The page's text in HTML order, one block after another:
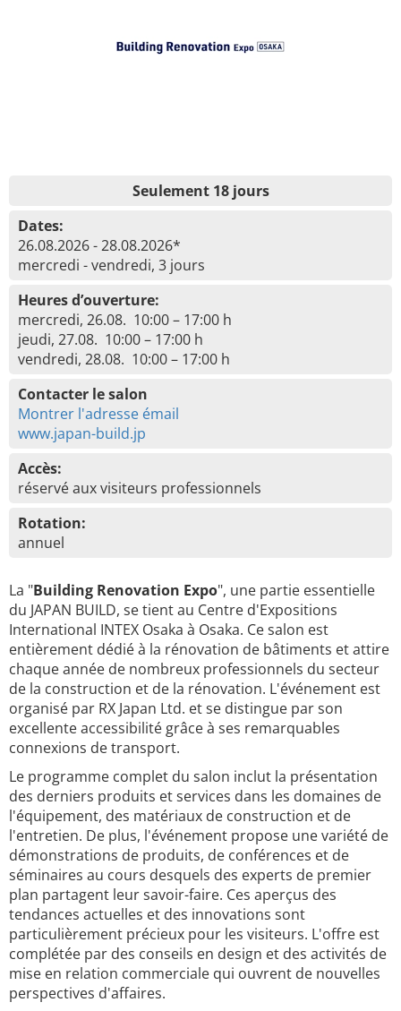
Seulement 18 jours
Dates:
26.08.2026 - 28.08.2026*
mercredi - vendredi, 3 jours
Heures d’ouverture:
mercredi, 26.08. 10:00 – 17:00 h
jeudi, 27.08. 10:00 – 17:00 h
vendredi, 28.08. 10:00 – 17:00 h
Contacter le salon
Montrer l'adresse émail
www.japan-build.jp
Accès:
réservé aux visiteurs professionnels
Rotation:
annuel
La "Building Renovation Expo", une partie essentielle
du JAPAN BUILD, se tient au Centre d'Expositions
International INTEX Osaka à Osaka. Ce salon est
entièrement dédié à la rénovation de bâtiments et attire
chaque année de nombreux professionnels du secteur
de la construction et de la rénovation. L'événement est
organisé par RX Japan Ltd. et se distingue par son
excellente accessibilité grâce à ses remarquables
connexions de transport.
Le programme complet du salon inclut la présentation
des derniers produits et services dans les domaines de
l'équipement, des matériaux de construction et de
l'entretien. De plus, l'événement propose une variété de
démonstrations de produits, de conférences et de
séminaires au cours desquels des experts de premier
plan partagent leur savoir-faire. Ces aperçus des
tendances actuelles et des innovations sont
particulièrement précieux pour les visiteurs. L'offre est
complétée par des conseils en design et des activités de
mise en relation commerciale qui ouvrent de nouvelles
perspectives d'affaires.